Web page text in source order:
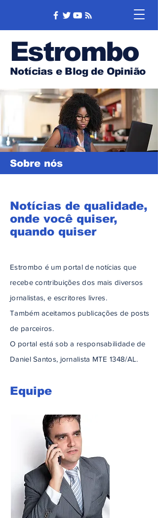
Estrombo
Notícias e Blog de Opinião
Sobre nós
Notícias de qualidade,
onde você quiser,
quando quiser
Estrombo é um portal de notícias que
recebe contribuições dos mais diversos
jornalistas, e escritores livres.
Também aceitamos publicações de posts
de parceiros.
O portal está sob a responsabilidade de
Daniel Santos, jornalista MTE 1348/AL.
Equipe